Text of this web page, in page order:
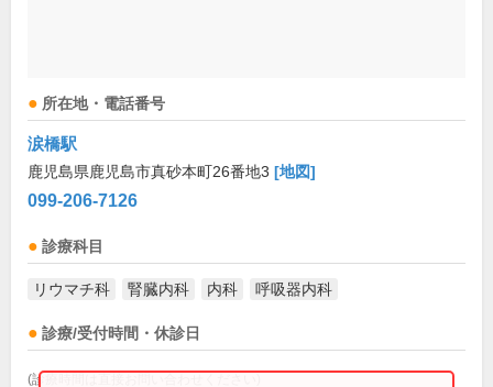
所在地・電話番号
涙橋駅
鹿児島県鹿児島市真砂本町26番地3 [地図]
099-206-7126
診療科目
リウマチ科 腎臓内科 内科 呼吸器内科
診療/受付時間・休診日
(診療時間は直接お問い合わせください)